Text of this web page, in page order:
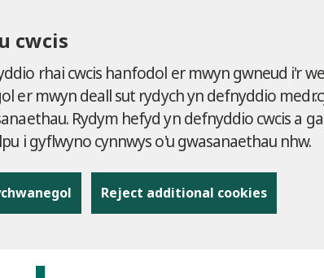
cwcis
rhai cwcis hanfodol er mwyn gwneud i'r
er mwyn deall sut rydych yn defnyddio
Rydym hefyd yn defnyddio cwcis a
i gyflwyno cynnwys o'u gwasanaethau nhw.
Reject additional cookies